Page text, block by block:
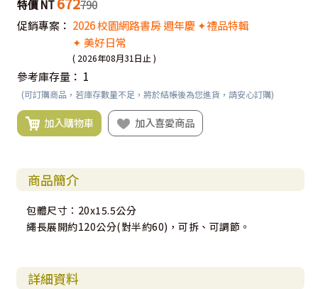
特價 NT
790
促銷專案： 2026 校園網路書房 週年慶 ✦禮品特輯
✦ 美好日常
( 2026年08月31日止 )
參考庫存量： 1
(可訂購商品，若庫存數量不足，將於結帳後為您進貨，請安心訂購)
加入購物車 加入喜愛商品
商品簡介
包體尺寸：20x15.5公分
繩長展開約120公分(對半約60)，可拆、可調節。
詳細資料